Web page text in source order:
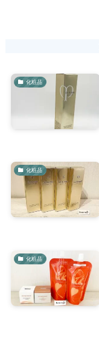
化粧品
化粧品
化粧品